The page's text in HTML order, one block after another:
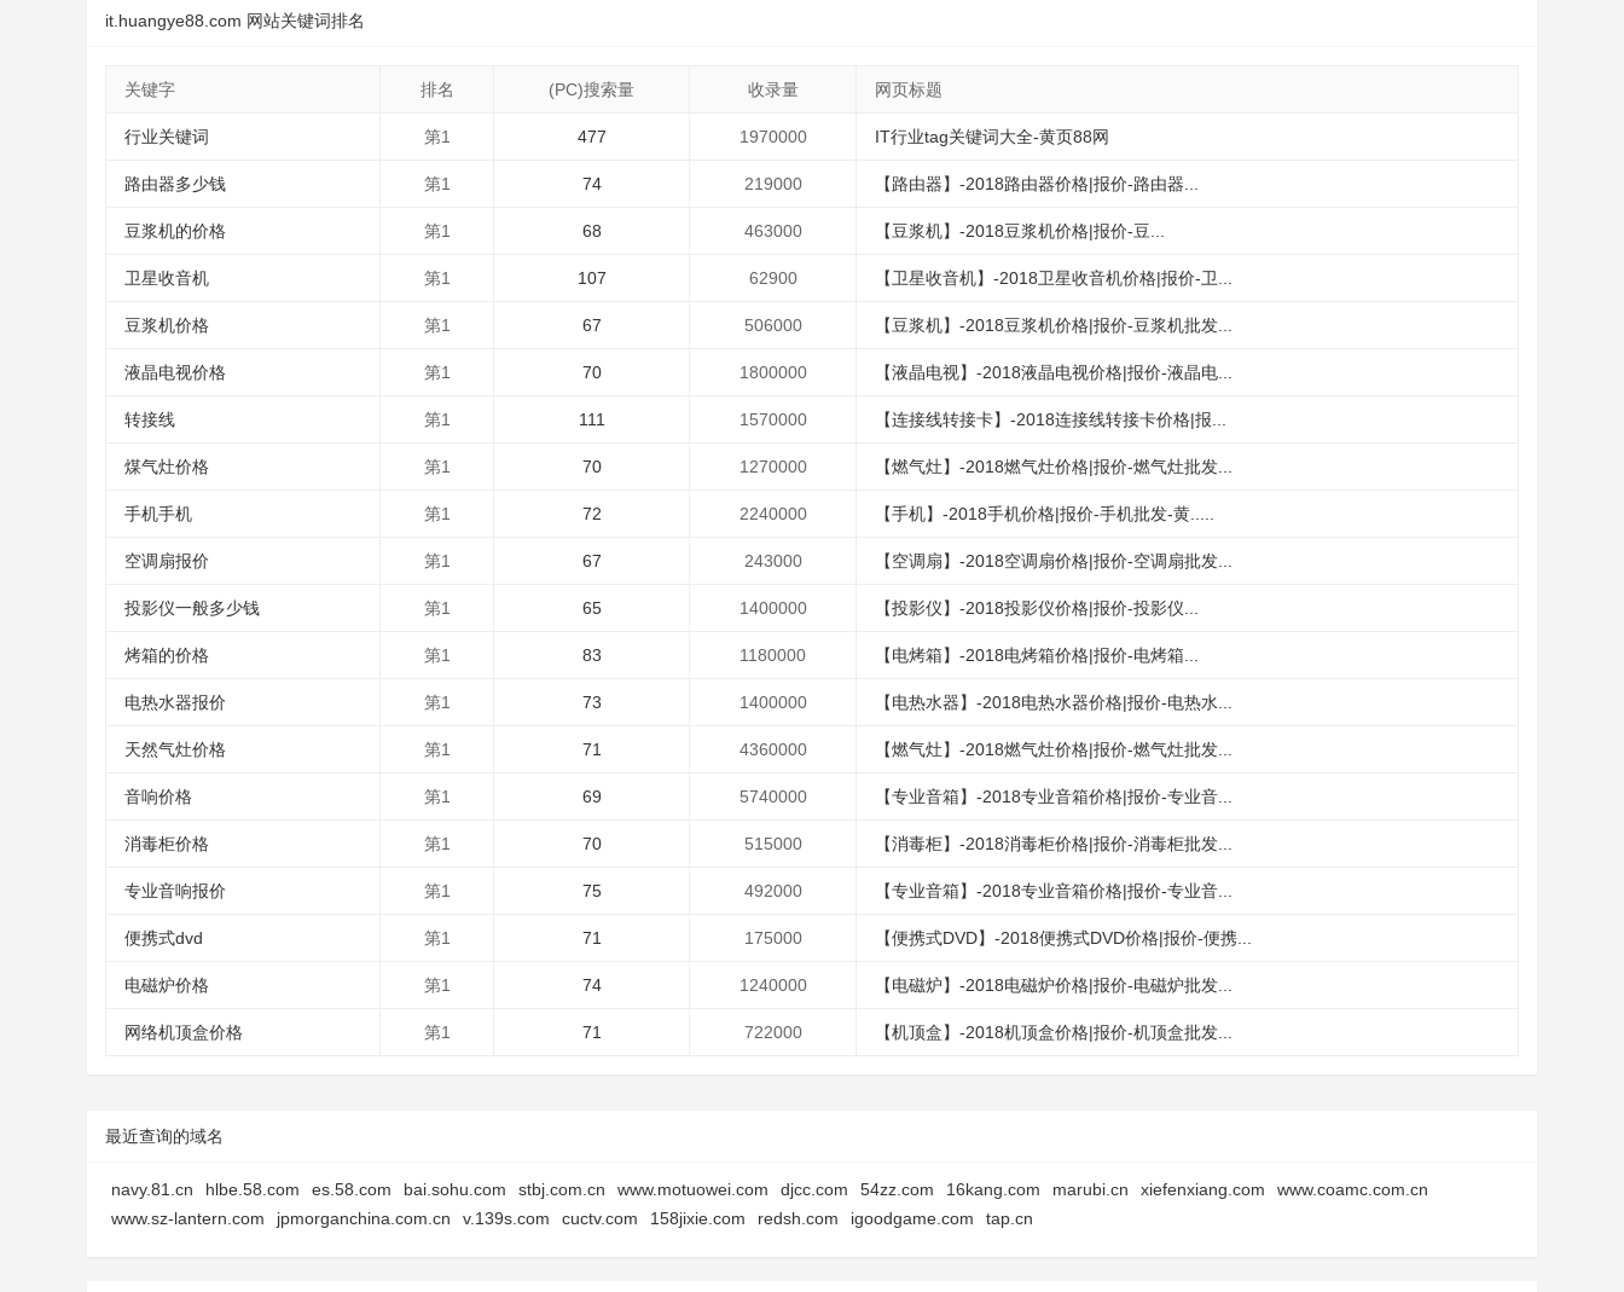
it.huangye88.com 网站关键词排名
关键字 排名 (PC)搜索量 收录量 网页标题
行业关键词 第1 477 1970000 IT行业tag关键词大全-黄页88网
路由器多少钱 第1 74 219000 【路由器】-2018路由器价格|报价-路由器...
豆浆机的价格 第1 68 463000 【豆浆机】-2018豆浆机价格|报价-豆...
卫星收音机 第1 107 62900 【卫星收音机】-2018卫星收音机价格|报价-卫...
豆浆机价格 第1 67 506000 【豆浆机】-2018豆浆机价格|报价-豆浆机批发...
液晶电视价格 第1 70 1800000 【液晶电视】-2018液晶电视价格|报价-液晶电...
转接线 第1 111 1570000 【连接线转接卡】-2018连接线转接卡价格|报...
煤气灶价格 第1 70 1270000 【燃气灶】-2018燃气灶价格|报价-燃气灶批发...
手机手机 第1 72 2240000 【手机】-2018手机价格|报价-手机批发-黄.....
空调扇报价 第1 67 243000 【空调扇】-2018空调扇价格|报价-空调扇批发...
投影仪一般多少钱 第1 65 1400000 【投影仪】-2018投影仪价格|报价-投影仪...
烤箱的价格 第1 83 1180000 【电烤箱】-2018电烤箱价格|报价-电烤箱...
电热水器报价 第1 73 1400000 【电热水器】-2018电热水器价格|报价-电热水...
天然气灶价格 第1 71 4360000 【燃气灶】-2018燃气灶价格|报价-燃气灶批发...
音响价格 第1 69 5740000 【专业音箱】-2018专业音箱价格|报价-专业音...
消毒柜价格 第1 70 515000 【消毒柜】-2018消毒柜价格|报价-消毒柜批发...
专业音响报价 第1 75 492000 【专业音箱】-2018专业音箱价格|报价-专业音...
便携式dvd 第1 71 175000 【便携式DVD】-2018便携式DVD价格|报价-便携...
电磁炉价格 第1 74 1240000 【电磁炉】-2018电磁炉价格|报价-电磁炉批发...
网络机顶盒价格 第1 71 722000 【机顶盒】-2018机顶盒价格|报价-机顶盒批发...
最近查询的域名
navy.81.cn hlbe.58.com es.58.com bai.sohu.com stbj.com.cn www.motuowei.com djcc.com 54zz.com 16kang.com marubi.cn xiefenxiang.com
www.coamc.com.cn
www.sz-lantern.com
jpmorganchina.com.cn v.139s.com cuctv.com 158jixie.com redsh.com igoodgame.com tap.cn